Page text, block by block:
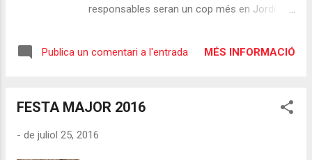
responsables seran un cop més en Jordi
per liar-la encara més! Us esperem a la plaça
Publica un comentari a l'entrada MÉS INFORMACIÓ
FESTA MAJOR 2016
- de juliol 25, 2016